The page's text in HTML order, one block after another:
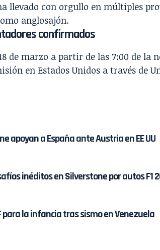
llevado con orgullo en múltiples
anglosajón.
confirmados
de marzo a partir de las 7:00 de la
en Estados Unidos a través de
apoyan a España ante Austria en EE UU
inéditos en Silverstone por autos F1
para la infancia tras sismo en Venezuela